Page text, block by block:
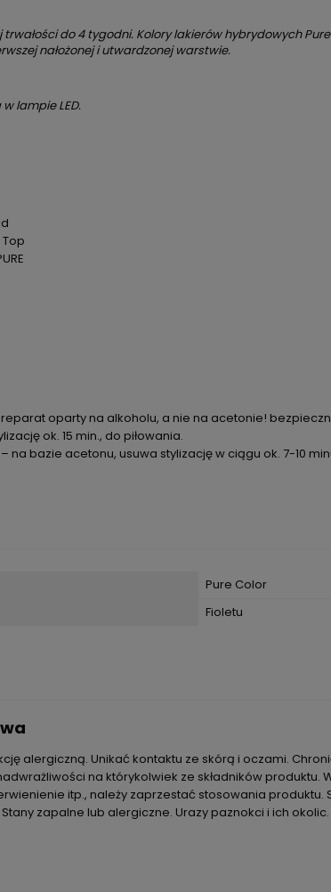
do 4 tygodni. Kolory lakierów hybrydowych
nałożonej i utwardzonej warstwie.
lampie LED.
oparty na alkoholu, a nie na acetonie!
ok. 15 min., do piłowania.
– na bazie acetonu, usuwa stylizację w ciągu ok. 7-10
Pure Color
Fioletu
alergiczną. Unikać kontaktu ze skórą i oczami.
na którykolwiek ze składników
itp., należy zaprzestać stosowania produktu.
zapalne lub alergiczne. Urazy paznokci i ich